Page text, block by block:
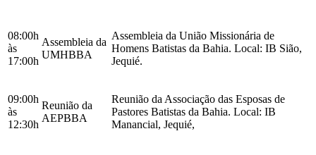
08:00h
às
17:00h
Assembleia da
UMHBBA
Assembleia da União Missionária de
Homens Batistas da Bahia. Local: IB Sião,
Jequié.
09:00h
às
12:30h
Reunião da
AEPBBA
Reunião da Associação das Esposas de
Pastores Batistas da Bahia. Local: IB
Manancial, Jequié,